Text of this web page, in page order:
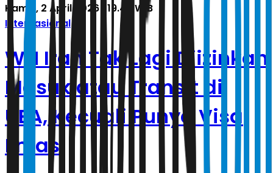
Kamis, 2 April 2026 | 19.45 WIB
Internasional
WN Iran Tak Lagi Diizinkan
Masuk atau Transit di
UEA, Kecuali Punya Visa
Emas